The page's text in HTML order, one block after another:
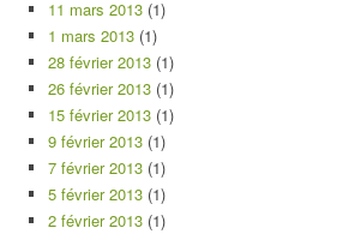
11 mars 2013 (1)
1 mars 2013 (1)
28 février 2013 (1)
26 février 2013 (1)
15 février 2013 (1)
9 février 2013 (1)
7 février 2013 (1)
5 février 2013 (1)
2 février 2013 (1)